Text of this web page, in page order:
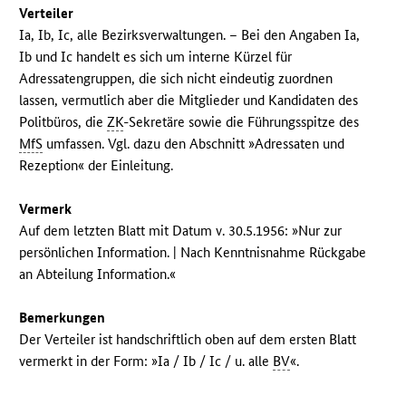
Verteiler
Ia, Ib, Ic, alle Bezirksverwaltungen. – Bei den Angaben Ia,
Ib und Ic handelt es sich um interne Kürzel für
Adressatengruppen, die sich nicht eindeutig zuordnen
lassen, vermutlich aber die Mitglieder und Kandidaten des
Politbüros, dieZK-Sekretäre sowie die Führungsspitze des
MfS umfassen. Vgl. dazu den Abschnitt »Adressaten und
Rezeption« der Einleitung.
Vermerk
Auf dem letzten Blatt mit Datum v. 30.5.1956: »Nur zur
persönlichen Information. | Nach Kenntnisnahme Rückgabe
an Abteilung Information.«
Bemerkungen
Der Verteiler ist handschriftlich oben auf dem ersten Blatt
vermerkt in der Form: »Ia / Ib / Ic / u. alle BV«.